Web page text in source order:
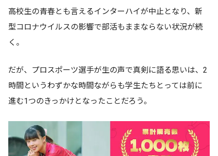
高校生の青春とも言えるインターハイが中止となり、新
型コロナウイルスの影響で部活もままならない状況が続
く。
だが、プロスポーツ選手が生の声で真剣に語る思いは、2
時間というわずかな時間ながらも学生たちとっては前に
進む1つのきっかけとなったことだろう。